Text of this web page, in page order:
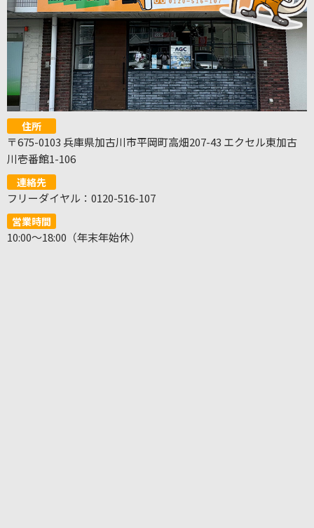
住所
〒675-0103 兵庫県加古川市平岡町高畑207-43 エクセル東加古
川壱番館1-106
連絡先
フリーダイヤル：0120-516-107
営業時間
10:00～18:00（年末年始休）